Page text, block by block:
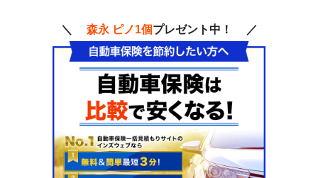
＼ 森永 ピノ1個プレゼント中！ ／